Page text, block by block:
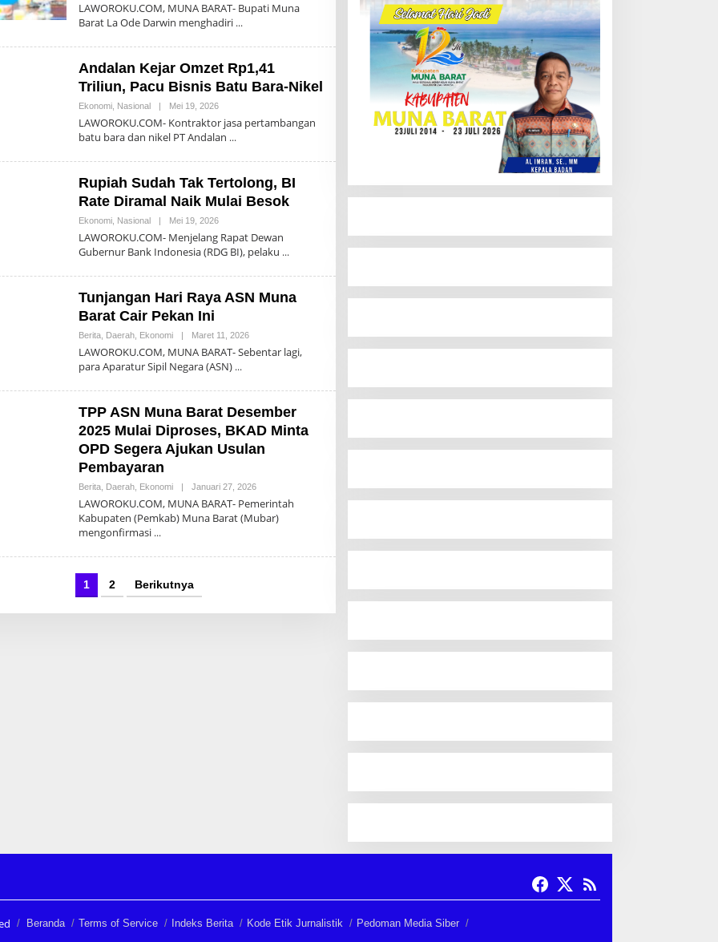
Sanjaya
LAWOROKU.COM, MUNA BARAT- Bupati Muna
Barat La Ode Darwin menghadiri
Andalan Kejar Omzet Rp1,41
Triliun, Pacu Bisnis Batu Bara-Nikel
Ekonomi, Nasional | Mei 19, 2026Oleh
Sanjaya
LAWOROKU.COM- Kontraktor jasa pertambangan
batu bara dan nikel PT Andalan
Rupiah Sudah Tak Tertolong, BI
Rate Diramal Naik Mulai Besok
Ekonomi, Nasional | Mei 19, 2026Oleh
Sanjaya
LAWOROKU.COM- Menjelang Rapat Dewan
Gubernur Bank Indonesia (RDG BI), pelaku
Tunjangan Hari Raya ASN Muna
Barat Cair Pekan Ini
Berita, Daerah, Ekonomi | Maret 11, 2026Oleh
Sanjaya
LAWOROKU.COM, MUNA BARAT- Sebentar lagi,
para Aparatur Sipil Negara (ASN)
TPP ASN Muna Barat Desember
2025 Mulai Diproses, BKAD Minta
OPD Segera Ajukan Usulan
Pembayaran
Berita, Daerah, Ekonomi | Januari 27, 2026Oleh
Sanjaya
LAWOROKU.COM, MUNA BARAT- Pemerintah
Kabupaten (Pemkab) Muna Barat (Mubar)
mengonfirmasi
1 2 Berikutnya
Beranda Terms of Service Indeks Berita Kode Etik Jurnalistik
Pedoman Media Siber